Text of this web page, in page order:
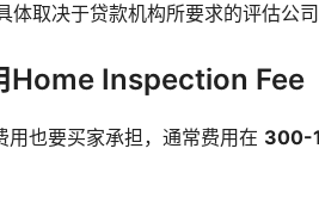
体取决于贷款机构所要求的评估公司
Home Inspection Fee
也要买家承担，通常费用在 300-